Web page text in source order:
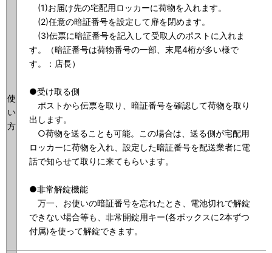
使
い
方
(1)お届け先の宅配用ロッカーに荷物を入れます。
(2)任意の暗証番号を設定して扉を閉めます。
(3)伝票に暗証番号を記入して受取人のポストに入れま
す。（暗証番号は荷物番号の一部、末尾4桁が多い様で
す。：店長）
●受け取る側
ポストから伝票を取り、暗証番号を確認して荷物を取り
出します。
○荷物を送ることも可能。この場合は、送る側が宅配用
ロッカーに荷物を入れ、設定した暗証番号を配送業者に電
話で知らせて取りに来てもらいます。
●非常解錠機能
万一、お使いの暗証番号を忘れたとき、電池切れで解錠
できない場合等も、非常開錠用キー(各ボックスに2本ずつ
付属)を使って解錠できます。